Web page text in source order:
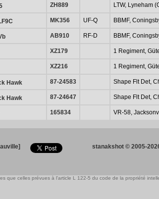
ZH889 LTW, Lyneham
MK356 UF-Q BBMF,
AB910 RF-D BBMF,
XZ179 1 Regiment,
XZ216 1 Regiment,
Hawk 87-24583 Shape Flt Det,
Hawk 87-24647 Shape Flt Det,
165834 VR-58,
stanakshot © 2005-
que celles prévues à l'article L 122-5 du code de la propriété